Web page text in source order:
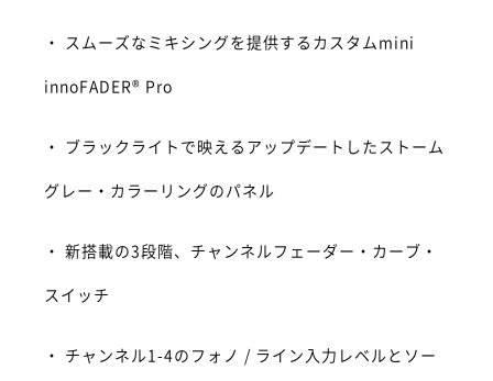
・ スムーズなミキシングを提供するカスタムmini
innoFADER® Pro
・ ブラックライトで映えるアップデートしたストーム
グレー・カラーリングのパネル
・ 新搭載の3段階、チャンネルフェーダー・カーブ・
スイッチ
・ チャンネル1-4のフォノ / ライン入力レベルとソー